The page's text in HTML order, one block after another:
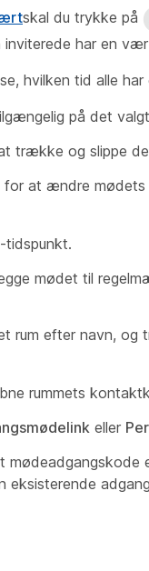
skal du trykke på
inviterede har en
hvilken tid alle
på det
trække og slippe
at ændre mødets
tidspunkt.
mødet til
rum efter navn, og
rummets
eller
eksisterende